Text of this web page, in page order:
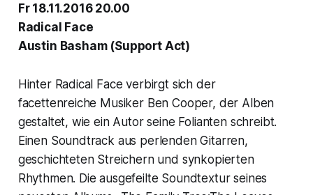
Fr 18.11.2016 20.00
Radical Face
Austin Basham (Support Act)
Hinter Radical Face verbirgt sich der
facettenreiche Musiker Ben Cooper, der Alben
gestaltet, wie ein Autor seine Folianten schreibt.
Einen Soundtrack aus perlenden Gitarren,
geschichteten Streichern und synkopierten
Rhythmen. Die ausgefeilte Soundtextur seines